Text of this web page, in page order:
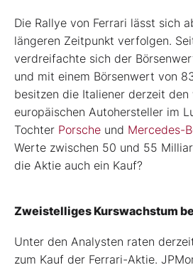
Die Rallye von Ferrari lässt sich
längeren Zeitpunkt verfolgen.
verdreifachte sich der
und mit einem Börsenwert von
besitzen die Italiener derzeit
europäischen Autohersteller im
Tochter Porsche und Mercedes-
Werte zwischen 50 und 55
die Aktie auch ein Kauf?
Zweistelliges Kurswachstum
Unter den Analysten raten
zum Kauf der Ferrari-Aktie.